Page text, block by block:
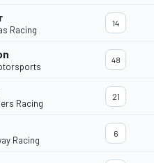
Racing
14
48
Racing
21
Racing
6